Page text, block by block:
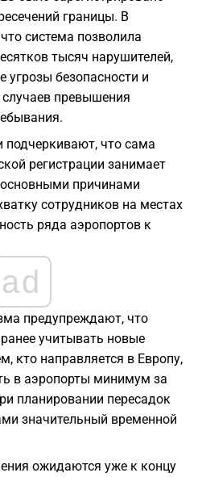
границы. В
система позволила
тысяч нарушителей,
угрозы безопасности и
превышения
подчеркивают, что сама
регистрации занимает
причинами
сотрудников на местах
ряда аэропортов к
ad
предупреждают, что
учитывать новые
кто направляется в Европу,
в аэропорты минимум за
планировании пересадок
значительный временной
ожидаются уже к концу